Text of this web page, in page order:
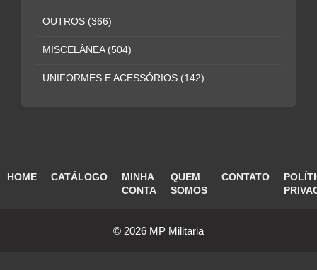
OUTROS (366)
MISCELÂNEA (504)
UNIFORMES E ACESSÓRIOS (142)
HOME CATÁLOGO
MINHA
CONTA
QUEM
SOMOS
CONTATO
© 2026 MP Militaria